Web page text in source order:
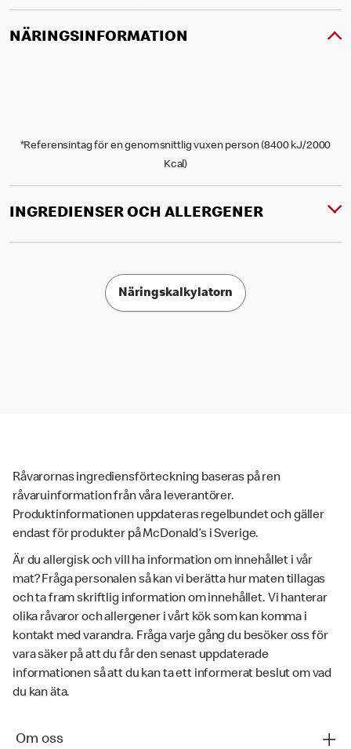
NÄRINGSINFORMATION
*Referensintag för en genomsnittlig vuxen person (8400 kJ/2000
Kcal)
INGREDIENSER OCH ALLERGENER
Näringskalkylatorn
Råvarornas ingrediensförteckning baseras på ren
råvaruinformation från våra leverantörer.
Produktinformationen uppdateras regelbundet och gäller
endast för produkter på McDonald’s i Sverige.
Är du allergisk och vill ha information om innehållet i vår
mat? Fråga personalen så kan vi berätta hur maten tillagas
och ta fram skriftlig information om innehållet. Vi hanterar
olika råvaror och allergener i vårt kök som kan komma i
kontakt med varandra. Fråga varje gång du besöker oss för
vara säker på att du får den senast uppdaterade
informationen så att du kan ta ett informerat beslut om vad
du kan äta.
Om oss